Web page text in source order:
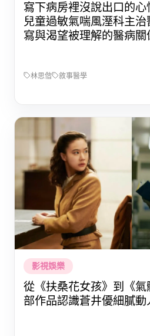
寫下病房裡沒說出口的
兒童過敏氣喘風溼科主
寫與渴望被理解的醫病關
林思偕 敘事醫學
影視娛樂
從《扶桑花女孩》到《
部作品認識蒼井優細膩動